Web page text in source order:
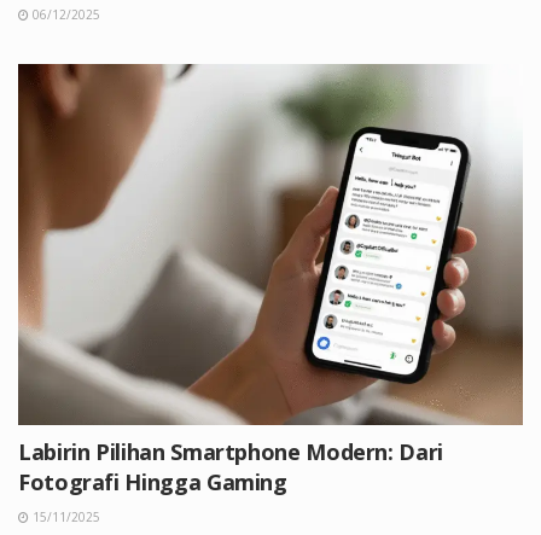
06/12/2025
Labirin Pilihan Smartphone Modern: Dari
Fotografi Hingga Gaming
15/11/2025